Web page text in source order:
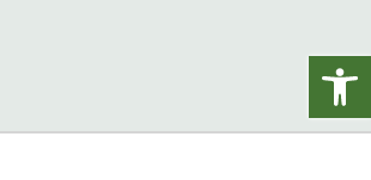
פתח סרגל נגישות